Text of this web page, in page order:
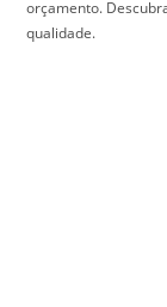
orçamento.
qualidade.